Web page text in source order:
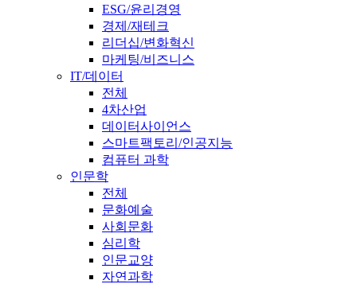
ESG/윤리경영
경제/재테크
리더십/변화혁신
마케팅/비즈니스
IT/데이터
전체
4차산업
데이터사이언스
스마트팩토리/인공지능
컴퓨터 과학
인문학
전체
문화예술
사회문화
심리학
인문교양
자연과학